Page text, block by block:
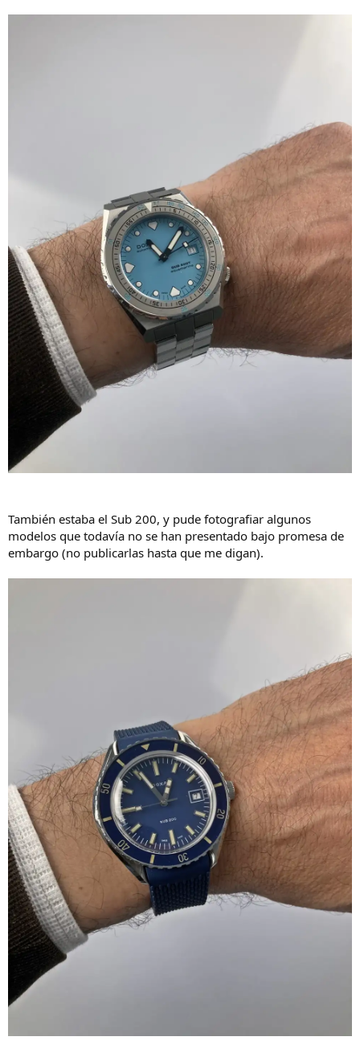
También estaba el Sub 200, y pude fotografiar algunos
modelos que todavía no se han presentado bajo promesa de
embargo (no publicarlas hasta que me digan).